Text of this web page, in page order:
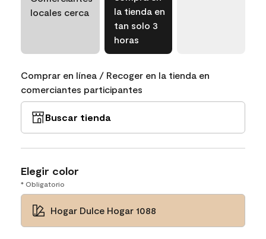
locales cerca
la tienda en
tan solo 3
horas
Comprar en línea / Recoger en la tienda en
comerciantes participantes
Buscar tienda
Elegir color
* Obligatorio
Hogar Dulce Hogar 1088